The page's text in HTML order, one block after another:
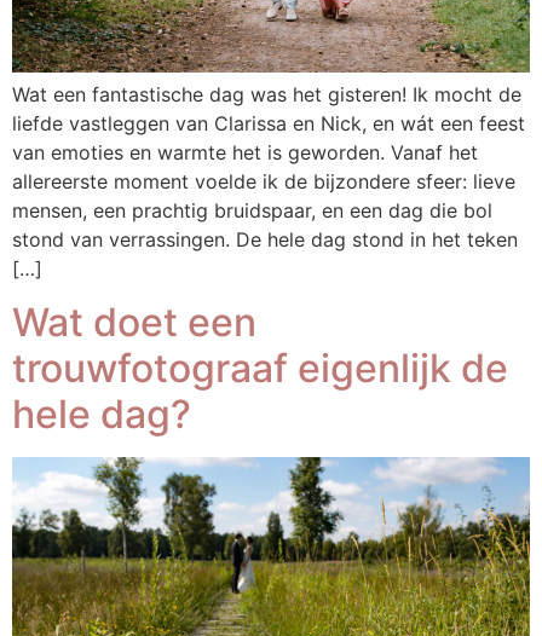
Wat een fantastische dag was het gisteren! Ik mocht de
liefde vastleggen van Clarissa en Nick, en wát een feest
van emoties en warmte het is geworden. Vanaf het
allereerste moment voelde ik de bijzondere sfeer: lieve
mensen, een prachtig bruidspaar, en een dag die bol
stond van verrassingen. De hele dag stond in het teken
[…]
Wat doet een
trouwfotograaf eigenlijk de
hele dag?